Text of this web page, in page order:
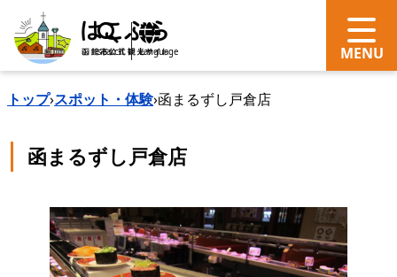
search Language
トップ›スポット・体験›函まるずし戸倉店
函まるずし戸倉店